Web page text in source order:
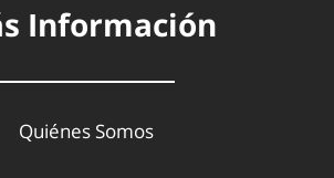
Información
Quiénes Somos